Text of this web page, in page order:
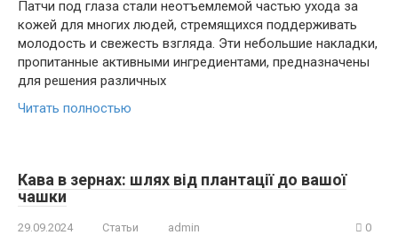
Патчи под глаза стали неотъемлемой частью ухода за
кожей для многих людей, стремящихся поддерживать
молодость и свежесть взгляда. Эти небольшие накладки,
пропитанные активными ингредиентами, предназначены
для решения различных
Читать полностью
Кава в зернах: шлях від плантації до вашої
чашки
29.09.2024 Статьи admin 0